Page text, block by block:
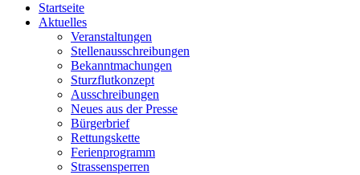
Startseite
Aktuelles
Veranstaltungen
Stellenausschreibungen
Bekanntmachungen
Sturzflutkonzept
Ausschreibungen
Neues aus der Presse
Bürgerbrief
Rettungskette
Ferienprogramm
Strassensperren